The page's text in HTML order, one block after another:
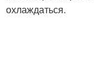
охлаждаться.